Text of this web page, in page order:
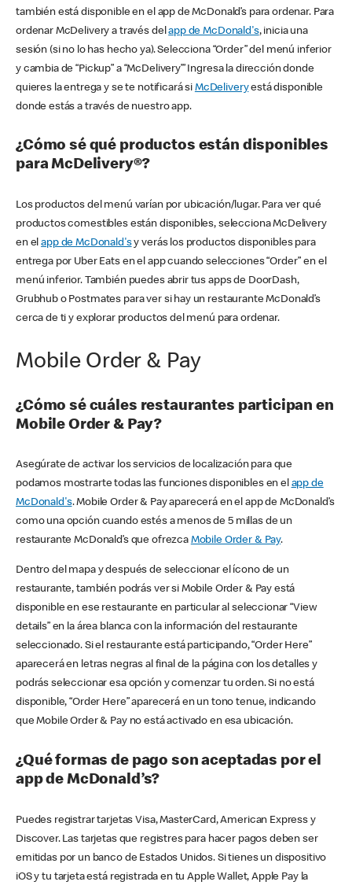
también está disponible en el app de McDonald’s para ordenar. Para
ordenar McDelivery a través delapp de McDonald's, inicia una
sesión (si no lo has hecho ya). Selecciona “Order” del menú inferior
y cambia de “Pickup” a “McDelivery’” Ingresa la dirección donde
quieres la entrega y se te notificará si McDeliveryestá disponible
donde estás a través de nuestro app.
¿Cómo sé qué productos están disponibles
para McDelivery®?
Los productos del menú varían por ubicación/lugar. Para ver qué
productos comestibles están disponibles, selecciona McDelivery
en elapp de McDonald'sy verás los productos disponibles para
entrega por Uber Eats en el app cuando selecciones “Order” en el
menú inferior. También puedes abrir tus apps de DoorDash,
Grubhub o Postmates para ver si hay un restaurante McDonald’s
cerca de ti y explorar productos del menú para ordenar.
Mobile Order & Pay
¿Cómo sé cuáles restaurantes participan en
Mobile Order & Pay?
Asegúrate de activar los servicios de localización para que
podamos mostrarte todas las funciones disponibles en el app de
McDonald's. Mobile Order & Pay aparecerá en el app de McDonald’s
como una opción cuando estés a menos de 5 millas de un
restaurante McDonald’s que ofrezca Mobile Order & Pay.
Dentro del mapa y después de seleccionar el ícono de un
restaurante, también podrás ver si Mobile Order & Pay está
disponible en ese restaurante en particular al seleccionar “View
details” en la área blanca con la información del restaurante
seleccionado. Si el restaurante está participando, “Order Here”
aparecerá en letras negras al final de la página con los detalles y
podrás seleccionar esa opción y comenzar tu orden. Si no está
disponible, “Order Here” aparecerá en un tono tenue, indicando
que Mobile Order & Pay no está activado en esa ubicación.
¿Qué formas de pago son aceptadas por el
app de McDonald’s?
Puedes registrar tarjetas Visa, MasterCard, American Express y
Discover. Las tarjetas que registres para hacer pagos deben ser
emitidas por un banco de Estados Unidos. Si tienes un dispositivo
iOS y tu tarjeta está registrada en tu Apple Wallet, Apple Pay la